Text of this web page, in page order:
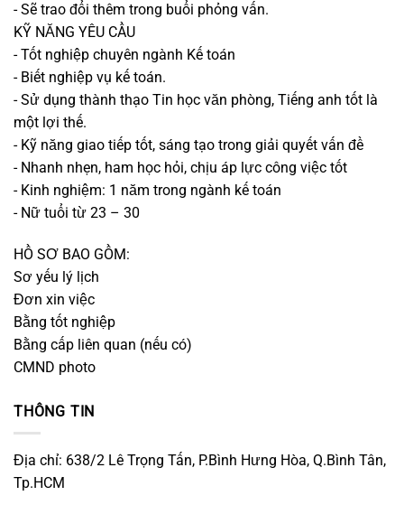
- Sẽ trao đổi thêm trong buổi phỏng vấn.
KỸ NĂNG YÊU CẦU
- Tốt nghiệp chuyên ngành Kế toán
- Biết nghiệp vụ kế toán.
- Sử dụng thành thạo Tin học văn phòng, Tiếng anh tốt là
một lợi thế.
- Kỹ năng giao tiếp tốt, sáng tạo trong giải quyết vấn đề
- Nhanh nhẹn, ham học hỏi, chịu áp lực công việc tốt
- Kinh nghiệm: 1 năm trong ngành kế toán
- Nữ tuổi từ 23 – 30
HỒ SƠ BAO GỒM:
Sơ yếu lý lịch
Đơn xin việc
Bằng tốt nghiệp
Bằng cấp liên quan (nếu có)
CMND photo
THÔNG TIN
Địa chỉ: 638/2 Lê Trọng Tấn, P.Bình Hưng Hòa, Q.Bình Tân,
Tp.HCM